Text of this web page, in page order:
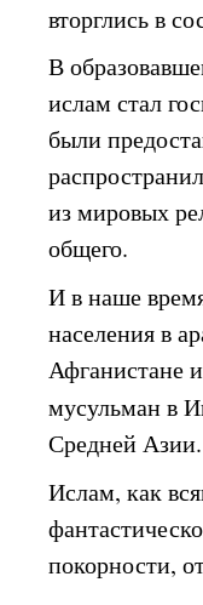
вторглись в
В
ислам стал
были
из мировых
общего.
И в наше
населения в
Афганистане
мусульман в
Средней Азии.
Ислам, как
покорности,